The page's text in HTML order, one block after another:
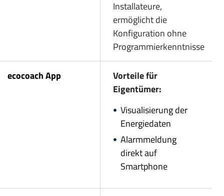
Installateure,
ermöglicht die
Konfiguration ohne
Programmierkenntnisse
ecocoach App
Vorteile für
Eigentümer:
Visualisierung der
Energiedaten
Alarmmeldung
direkt auf
Smartphone